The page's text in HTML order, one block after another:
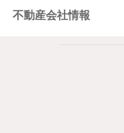
不動産会社情報